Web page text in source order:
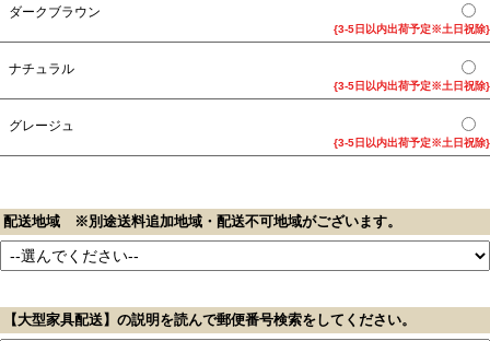
ダークブラウン
{3-5日以内出荷予定※土日祝除}
ナチュラル
{3-5日以内出荷予定※土日祝除}
グレージュ
{3-5日以内出荷予定※土日祝除}
配送地域 ※別途送料追加地域・配送不可地域がございます。
【大型家具配送】の説明を読んで郵便番号検索をしてください。